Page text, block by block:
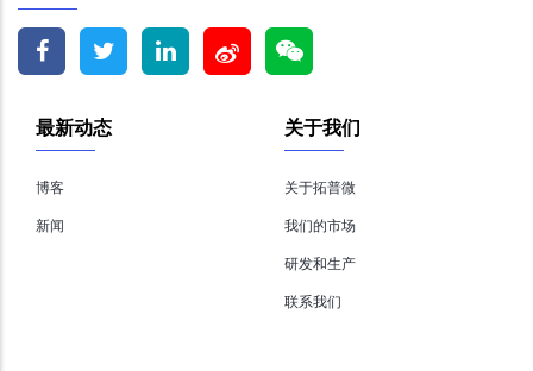
关于我们
关于拓普微
我们的市场
研发和生产
联系我们
最新动态
博客
新闻